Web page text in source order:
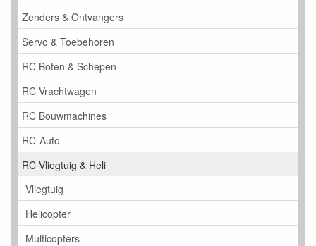
Zenders & Ontvangers
Servo & Toebehoren
RC Boten & Schepen
RC Vrachtwagen
RC Bouwmachines
RC-Auto
RC Vliegtuig & Heli
Vliegtuig
Helicopter
Multicopters